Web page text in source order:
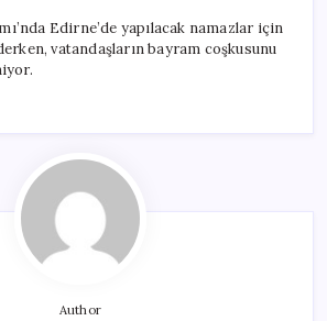
Edirne’de yapılacak namazlar için
vatandaşların bayram coşkusunu
Author